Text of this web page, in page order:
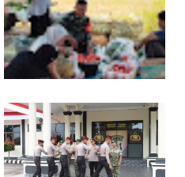
Babinsa Turun ke Pasar, Harga
dan Ketersediaan Sembako
Dipantau